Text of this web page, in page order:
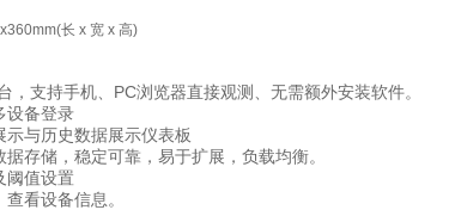
长 x 宽 x 高)
支持手机、PC浏览器直接观测、无需额外安装软件。
备登录
与历史数据展示仪表板
储，稳定可靠，易于扩展，负载均衡。
值设置
看设备信息。